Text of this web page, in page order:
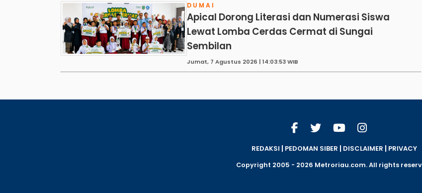
DUMAI
Apical Dorong Literasi dan Numerasi Siswa
Lewat Lomba Cerdas Cermat di Sungai
Sembilan
Jumat, 7 Agustus 2026 | 14:03:53 WIB
REDAKSI | PEDOMAN SIBER | DISCLAIMER | PRIVACY
Copyright 2005 - 2026 Metroriau.com. All rights